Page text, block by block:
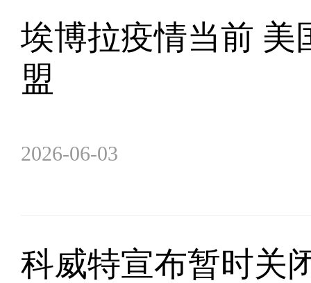
埃博拉疫情当前 美
盟
2026-06-03
科威特宣布暂时关